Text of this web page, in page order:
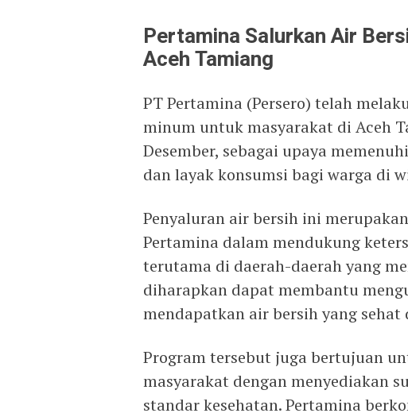
Pertamina Salurkan Air
Aceh Tamiang
PT Pertamina (Persero) telah
minum untuk masyarakat di Aceh
Desember, sebagai upaya
dan layak konsumsi bagi warga di
Penyaluran air bersih ini
Pertamina dalam mendukung
terutama di daerah-daerah yang
diharapkan dapat membantu
mendapatkan air bersih yang sehat
Program tersebut juga bertujuan
masyarakat dengan menyediakan
standar kesehatan. Pertamina